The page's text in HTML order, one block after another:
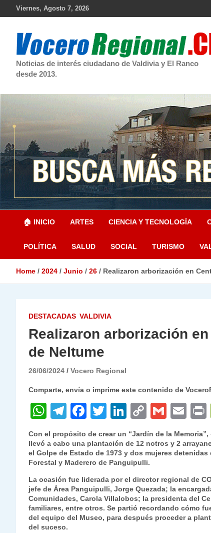
Viernes, Agosto 7, 2026
Noticias de interés ciudadano de Valdivia y El Ranco
desde 2013.
🏠 INICIO ARTES CIENCIA Y TECNOLOGÍA
POLÍTICA SALUD SOCIAL TURISMO
Home 2024 Junio 26 Realizaron arborización en
DESTACADAS VALDIVIA
Realizaron arborización
de Neltume
26/06/2024 Vocero Regional
Comparte, envía o imprime este contenido de
W
h
at
s
A
p
p
T
el
e
gr
a
m
F
a
c
e
b
o
o
k
T
itt
er
Li
n
k
e
dI
n
C
o
p
y
Li
n
k
G
m
ai
l
E
m
ai
l
Con el propósito de crear un “Jardín de la
llevó a cabo una plantación de 12 notros y 2
el Golpe de Estado de 1973 y dos mujeres
Forestal y Maderero de Panguipulli.
La ocasión fue liderada por el director regional de
jefe de Área Panguipulli, Jorge Quezada; la
Comunidades, Carola Villalobos; la presidenta del
familiares, entre otros. Se partió recordando cómo
del equipo del Museo, para después proceder a
del suceso.